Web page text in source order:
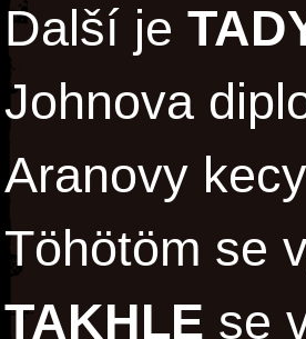
Další je
Johnova
Aranovy
Töhötöm se
TAKHLE se